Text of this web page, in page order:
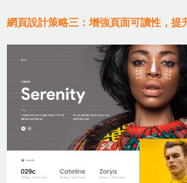
網頁設計策略三：增強頁面可讀性，提